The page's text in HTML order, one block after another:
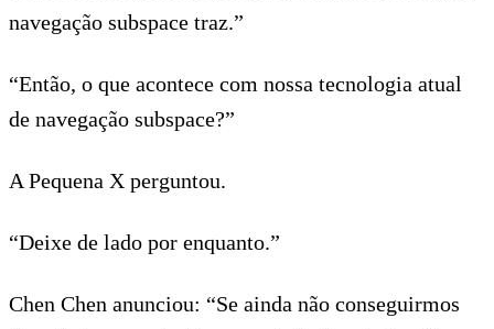
navegação subspace traz.”
“Então, o que acontece com nossa tecnologia atual
de navegação subspace?”
A Pequena X perguntou.
“Deixe de lado por enquanto.”
Chen Chen anunciou: “Se ainda não conseguirmos